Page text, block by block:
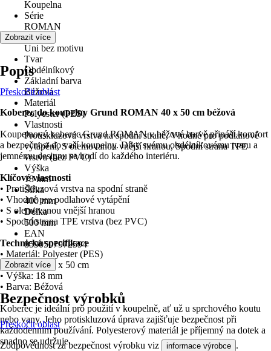
Koupelna
Série
ROMAN
motiv
Uni bez motivu
Tvar
Obdélníkový
Základní barva
Béžová
Materiál
Polyester (PES)
Vlastnosti
Protiskluzová vrstva na spodní straně, Vhodné pro podlahové
vytápění, S olemovanou vnější hranou, Spodní strana TPE
vrstva (bez PVC)
Výška
18 mm
Šířka
400 mm
Délka
500 mm
EAN
8590507972594
Zobrazit více
Popis
Přeskočit oblast
Koberec do koupelny Grund ROMAN 40 x 50 cm béžová
Koupelnový koberec Grund ROMAN v béžové barvě přináší komfort
a bezpečnost do vaší koupelny. Díky svému obdélníkovému tvaru a
jemnému designu se hodí do každého interiéru.
Klíčové vlastnosti
• Protiskluzová vrstva na spodní straně
• Vhodné pro podlahové vytápění
• S olemovanou vnější hranou
• Spodní strana TPE vrstva (bez PVC)
Technická specifikace
• Materiál: Polyester (PES)
• Rozměry: 40 x 50 cm
• Výška: 18 mm
• Barva: Béžová
Koberec je ideální pro použití v koupelně, ať už u sprchového koutu
nebo vany. Jeho protiskluzová úprava zajišťuje bezpečnost při
každodenním používání. Polyesterový materiál je příjemný na dotek a
snadno se udržuje.
Zobrazit více
Bezpečnost výrobků
Přeskočit oblast
Zodpovědnost za bezpečnost výrobku viz informace výrobce .